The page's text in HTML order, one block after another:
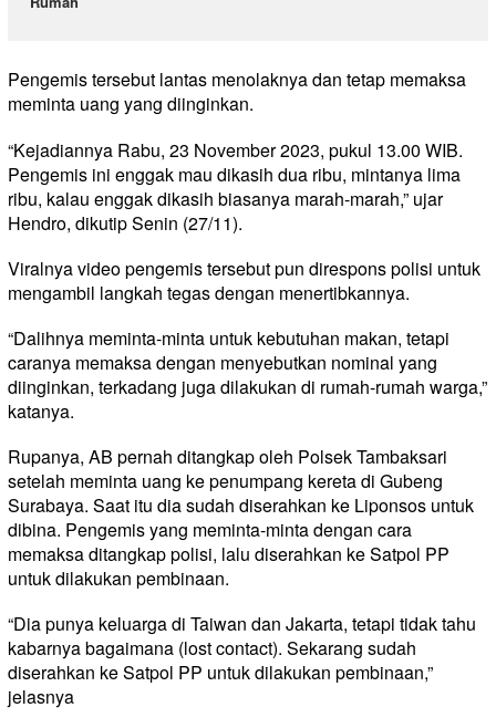
Pengemis tersebut lantas menolaknya dan tetap memaksa
meminta uang yang diinginkan.
“Kejadiannya Rabu, 23 November 2023, pukul 13.00 WIB.
Pengemis ini enggak mau dikasih dua ribu, mintanya lima
ribu, kalau enggak dikasih biasanya marah-marah,” ujar
Hendro, dikutip Senin (27/11).
Viralnya video pengemis tersebut pun direspons polisi untuk
mengambil langkah tegas dengan menertibkannya.
“Dalihnya meminta-minta untuk kebutuhan makan, tetapi
caranya memaksa dengan menyebutkan nominal yang
diinginkan, terkadang juga dilakukan di rumah-rumah warga,”
katanya.
Rupanya, AB pernah ditangkap oleh Polsek Tambaksari
setelah meminta uang ke penumpang kereta di Gubeng
Surabaya. Saat itu dia sudah diserahkan ke Liponsos untuk
dibina. Pengemis yang meminta-minta dengan cara
memaksa ditangkap polisi, lalu diserahkan ke Satpol PP
untuk dilakukan pembinaan.
“Dia punya keluarga di Taiwan dan Jakarta, tetapi tidak tahu
kabarnya bagaimana (lost contact). Sekarang sudah
diserahkan ke Satpol PP untuk dilakukan pembinaan,”
jelasnya